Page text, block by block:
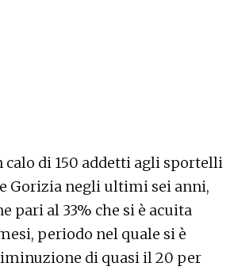
calo di 150 addetti agli sportelli
Gorizia negli ultimi sei anni,
pari al 33% che si è acuita
periodo nel quale si è
di quasi il 20 per